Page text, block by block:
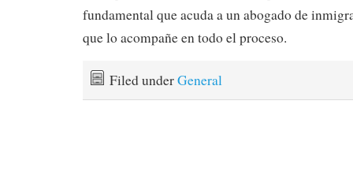
fundamental que acuda a un abogado de
que lo acompañe en todo el proceso.
Filed underGeneral